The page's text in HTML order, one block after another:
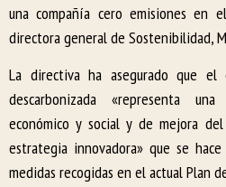
una compañía cero emisiones en
directora general de Sostenibilidad,
La directiva ha asegurado que el
descarbonizada «representa
económico y social y de mejora
estrategia innovadora» que se
medidas recogidas en el actual Plan